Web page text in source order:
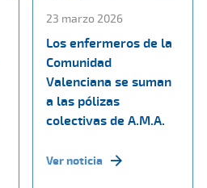
23 marzo 2026
Los enfermeros de la
Comunidad
Valenciana se suman
a las pólizas
colectivas de A.M.A.
Ver noticia